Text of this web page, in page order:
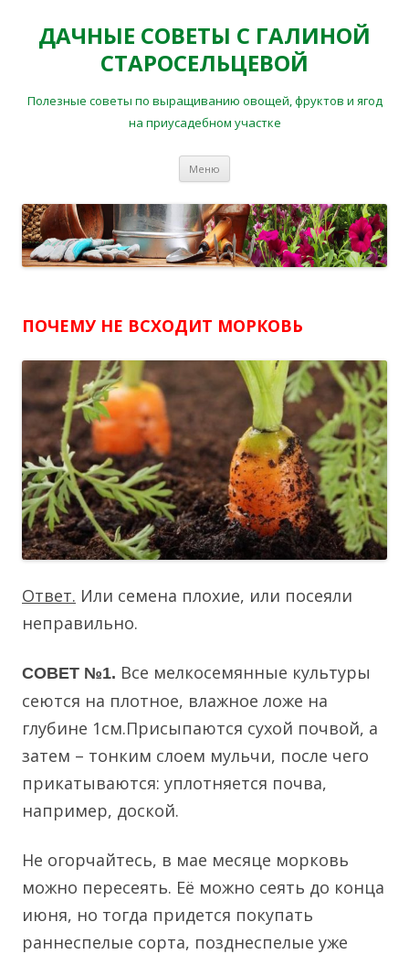
ДАЧНЫЕ СОВЕТЫ С ГАЛИНОЙ
СТАРОСЕЛЬЦЕВОЙ
Полезные советы по выращиванию овощей, фруктов и ягод
на приусадебном участке
Меню
ПОЧЕМУ НЕ ВСХОДИТ МОРКОВЬ
Ответ. Или семена плохие, или посеяли
неправильно.
СОВЕТ №1. Все мелкосемянные культуры
сеются на плотное, влажное ложе на
глубине 1см.Присыпаются сухой почвой, а
затем – тонким слоем мульчи, после чего
прикатываются: уплотняется почва,
например, доской.
Не огорчайтесь, в мае месяце морковь
можно пересеять. Её можно сеять до конца
июня, но тогда придется покупать
раннеспелые сорта, позднеспелые уже